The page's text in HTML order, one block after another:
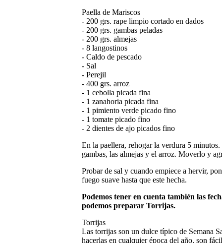
Paella de Mariscos
- 200 grs. rape limpio cortado en dados
- 200 grs. gambas peladas
- 200 grs. almejas
- 8 langostinos
- Caldo de pescado
- Sal
- Perejil
- 400 grs. arroz
- 1 cebolla picada fina
- 1 zanahoria picada fina
- 1 pimiento verde picado fino
- 1 tomate picado fino
- 2 dientes de ajo picados fino
En la paellera, rehogar la verdura 5
gambas, las almejas y el arroz. Moverlo y
Probar de sal y cuando empiece a hervir,
fuego suave hasta que este hecha.
Podemos tener en cuenta también las
podemos preparar Torrijas.
Torrijas
Las torrijas son un dulce típico de Semana
hacerlas en cualquier época del año, son